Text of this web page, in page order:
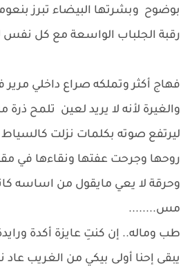
بوضوح وبشرتها البيضاء تبرز
رقبة الجلباب الواسعة مع كل نفس
فهاج أكثر وتملكه صراع داخلي
والغيرة لأنه لا يريد لعين تلمح ذرة
ليرتفع صوته بكلمات نزلت
روحها وجرحت عفتها ونقاءها في
وحرقة لا يعي مايقول من اساسه
مس........
طب وماله.. إن كنتِ عايزة أكدة
يبقى إحنا أولى بيكي من الغريب عاد